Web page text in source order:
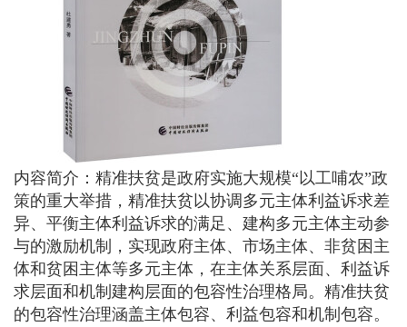
内容简介：精准扶贫是政府实施大规模“以工哺农”政
策的重大举措，精准扶贫以协调多元主体利益诉求差
异、平衡主体利益诉求的满足、建构多元主体主动参
与的激励机制，实现政府主体、市场主体、非贫困主
体和贫困主体等多元主体，在主体关系层面、利益诉
求层面和机制建构层面的包容性治理格局。精准扶贫
的包容性治理涵盖主体包容、利益包容和机制包容。